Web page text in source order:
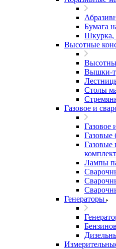
Бумага
Шкурка,
Высотные
Вышки-
Столы
Газовое и
Газовое
Газовые
Газовые
Лампы
Генераторы